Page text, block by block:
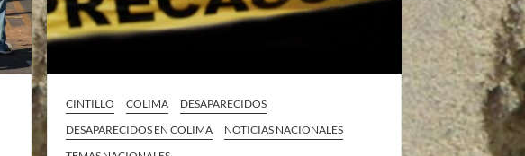
CINTILLO COLIMA
DESAPARECIDOS
DESAPARECIDOS EN COLIMA
NOTICIAS NACIONALES